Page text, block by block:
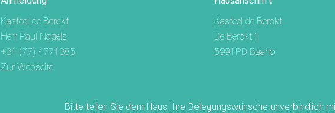
Kasteel de Berckt
Kasteel de Berckt
Herr Paul Nagels
De Berckt 1
+31 (77) 4771385
5991PD Baarlo
Zur Webseite
Bitte teilen Sie dem Haus Ihre Belegungswünsche unverbindlich